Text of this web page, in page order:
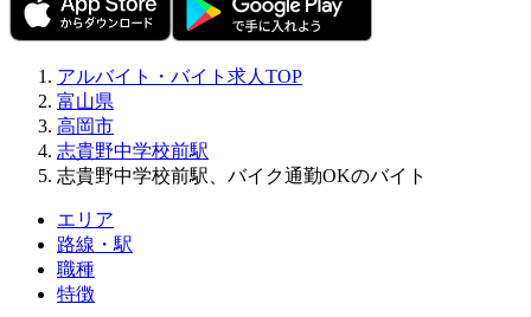
アルバイト・バイト求人TOP
富山県
高岡市
志貴野中学校前駅
志貴野中学校前駅、バイク通勤OKのバイト
エリア
路線・駅
職種
特徴